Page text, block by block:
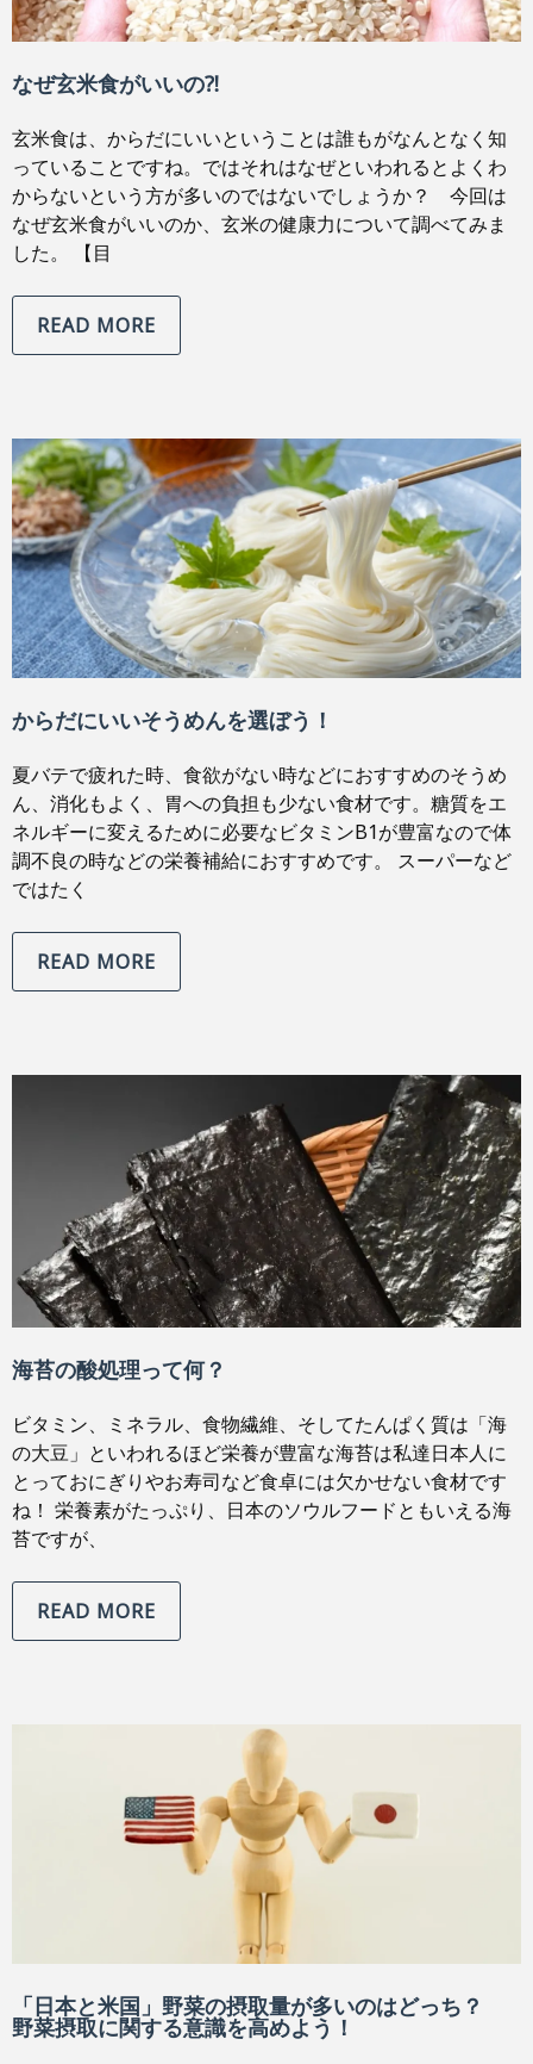
なぜ玄米食がいいの⁈
玄米食は、からだにいいということは誰もがなんとなく知
っていることですね。ではそれはなぜといわれるとよくわ
からないという方が多いのではないでしょうか？ 今回は
なぜ玄米食がいいのか、玄米の健康力について調べてみま
した。 【目
READ MORE
からだにいいそうめんを選ぼう！
夏バテで疲れた時、食欲がない時などにおすすめのそうめ
ん、消化もよく、胃への負担も少ない食材です。糖質をエ
ネルギーに変えるために必要なビタミンB1が豊富なので体
調不良の時などの栄養補給におすすめです。 スーパーなど
ではたく
READ MORE
海苔の酸処理って何？
ビタミン、ミネラル、食物繊維、そしてたんぱく質は「海
の大豆」といわれるほど栄養が豊富な海苔は私達日本人に
とっておにぎりやお寿司など食卓には欠かせない食材です
ね！ 栄養素がたっぷり、日本のソウルフードともいえる海
苔ですが、
READ MORE
「日本と米国」野菜の摂取量が多いのはどっち？
野菜摂取に関する意識を高めよう！